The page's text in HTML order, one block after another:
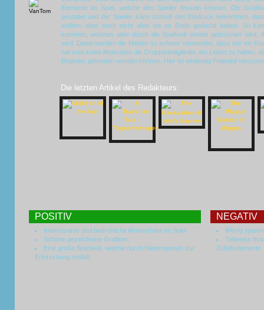
Elemente im Spiel, welche den Spieler fesseln können. Die
gestaltet und der Spieler kann schnell den Eindruck bekommen,
wollten, aber noch nicht alles bis zu Ende gedacht haben. So
kommen, welches aber durch die Spielwelt wieder gebrochen wird,
wird. Dabei werden die Helden so schwer verwundet, dass nur ein
hat man keine Motivation die Gruppenmitglieder am Leben zu halten,
Begleiter gefunden werden können. Hier ist eindeutig Potential
Die letzten Artikel des Redakteurs:
POSITIV NEGATIV
Interessante und bedrohliche Atmosphäre im Spiel
Schöne gezeichnete Grafiken
Eine große Spielwelt, welche durch Nebenquests zur
Erforschung einlädt
Wenig
Teilweise
Zufallselemente